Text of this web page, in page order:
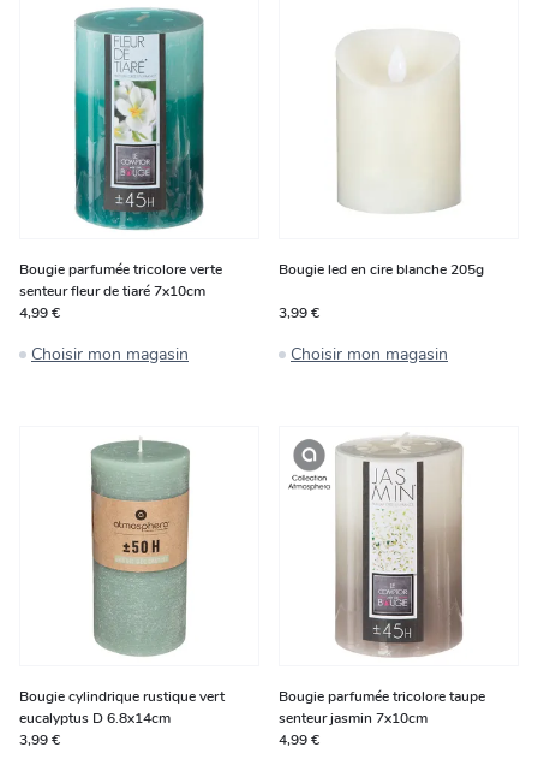
Bougie parfumée tricolore verte
senteur fleur de tiaré 7x10cm
4,99 €
Choisir mon magasin
Bougie led en cire blanche 205g
3,99 €
Choisir mon magasin
Bougie cylindrique rustique vert
eucalyptus D 6.8x14cm
3,99 €
Bougie parfumée tricolore taupe
senteur jasmin 7x10cm
4,99 €